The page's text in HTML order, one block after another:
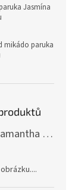
Jasmína
mikádo paruka
Tmavá blond paruka Samantha s melíry